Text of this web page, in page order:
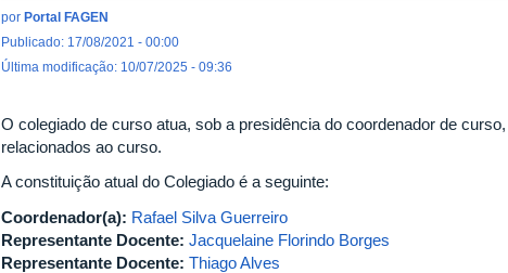
por Portal FAGEN
Publicado: 17/08/2021 - 00:00
Última modificação: 10/07/2025 - 09:36
O colegiado de curso atua, sob a presidência do coordenador de
relacionados ao curso.
A constituição atual do Colegiado é a seguinte:
Coordenador(a): Rafael Silva Guerreiro
Representante Docente: Jacquelaine Florindo Borges
Representante Docente: Thiago Alves